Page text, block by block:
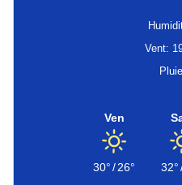
Vent:
Ven
30°/26° 32°